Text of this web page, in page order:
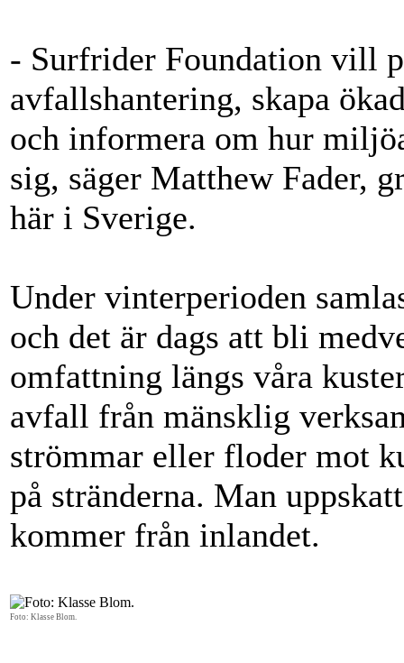
- Surfrider Foundation vill
avfallshantering, skapa
och informera om hur
sig, säger Matthew Fader,
här i Sverige.
Under vinterperioden
och det är dags att bli
omfattning längs våra
avfall från mänsklig
strömmar eller floder mot
på stränderna. Man
kommer från inlandet.
Foto: Klasse Blom.